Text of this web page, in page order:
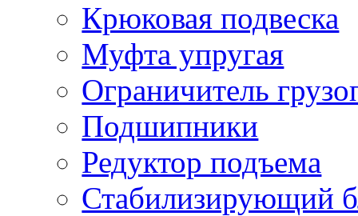
Крюковая подвеска
Муфта упругая
Ограничитель
Подшипники
Редуктор подъема
Стабилизирующий